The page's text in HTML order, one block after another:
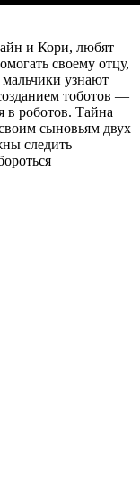
и Кори, любят
своему отцу,
узнают
тоботов —
в роботов. Тайна
сыновьям двух
следить